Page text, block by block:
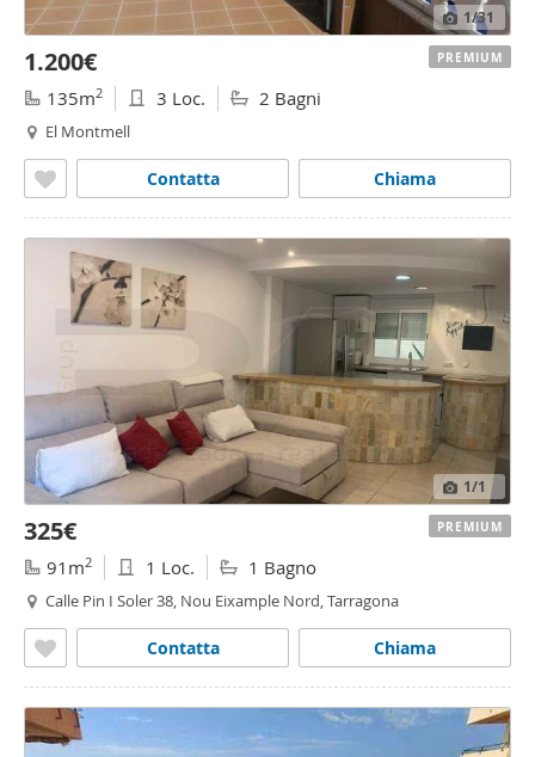
1/31
1.200€
135m2 3 Loc. 2 Bagni
El Montmell
Chiama
Contatta
PREMIUM
1/1
325€
91m2 1 Loc. 1 Bagno
Calle Pin I Soler 38, Nou Eixample Nord, Tarragona
Chiama
Contatta
PREMIUM